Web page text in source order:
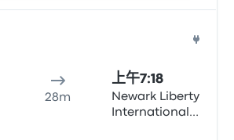
28m
上午7:18
Newark Liberty
International